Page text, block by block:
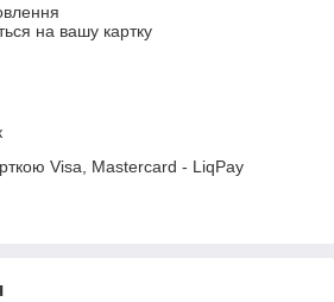
на вашу картку
Visa, Mastercard - LiqPay